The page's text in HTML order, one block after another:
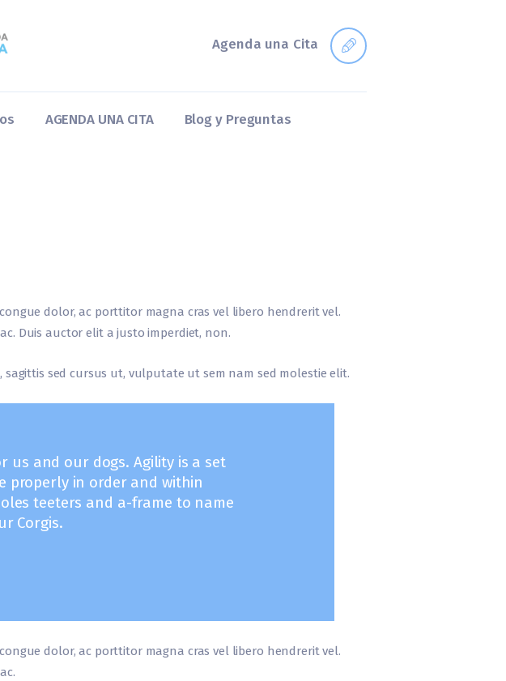
Agenda una Cita
AGENDA UNA CITA Blog y Preguntas
dolor, ac porttitor magna cras vel libero hendrerit vel.
Duis auctor elit a justo imperdiet, non.
sed cursus ut, vulputate ut sem nam sed molestie elit.
us and our dogs. Agility is a set
properly in order and within
teeters and a-frame to name
Corgis.
dolor, ac porttitor magna cras vel libero hendrerit vel.